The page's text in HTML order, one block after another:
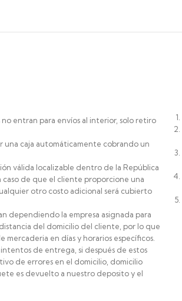
entran para envíos al interior, solo retiro
una caja automáticamente cobrando un
válida localizable dentro de la República
de que el cliente proporcione una
otro costo adicional será cubierto
dependiendo la empresa asignada para
del domicilio del cliente, por lo que
en días y horarios específicos.
de entrega, si después de estos
de errores en el domicilio, domicilio
es devuelto a nuestro deposito y el